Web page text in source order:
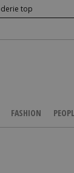
top
FASHION